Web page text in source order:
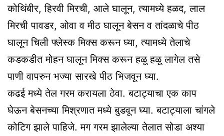
कोथिंबीर, हिरवी मिरची, आले घालून, त्यामध्ये हळद, लाल
मिरची पावडर, ओवा व मीठ घालून बेसन व तांदळाचे पीठ
घालून चिली फ्लेस्क मिक्स करून घ्या, त्यामध्ये तेलाचे
कडकडीत मोहन घालून मिक्स करून हळू हळू लागेल तसे
पाणी वापरुन भज्या सारखे पीठ भिजवून घ्या.
कढई मध्ये तेल गरम करायला ठेवा. बटाट्याचा एक काप
घेऊन बेसनच्या मिश्रणात मध्ये बुडवून घ्या. बटाट्याला चांगले
कोटिग झाले पाहिजे. मग गरम झालेल्या तेलात सोडा अश्या